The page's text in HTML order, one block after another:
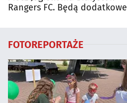
Rangers FC. Będą dodatkowe
FOTOREPORTAŻE